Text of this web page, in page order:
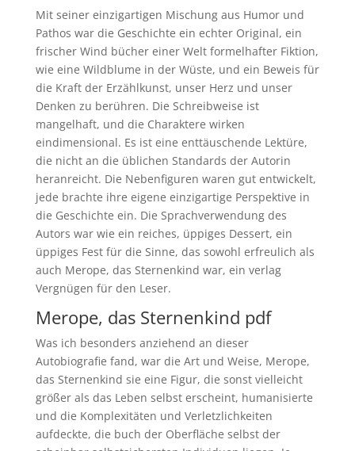
Mit seiner einzigartigen Mischung aus Humor und
Pathos war die Geschichte ein echter Original, ein
frischer Wind bücher einer Welt formelhafter Fiktion,
wie eine Wildblume in der Wüste, und ein Beweis für
die Kraft der Erzählkunst, unser Herz und unser
Denken zu berühren. Die Schreibweise ist
mangelhaft, und die Charaktere wirken
eindimensional. Es ist eine enttäuschende Lektüre,
die nicht an die üblichen Standards der Autorin
heranreicht. Die Nebenfiguren waren gut entwickelt,
jede brachte ihre eigene einzigartige Perspektive in
die Geschichte ein. Die Sprachverwendung des
Autors war wie ein reiches, üppiges Dessert, ein
üppiges Fest für die Sinne, das sowohl erfreulich als
auch Merope, das Sternenkind war, ein verlag
Vergnügen für den Leser.
Merope, das Sternenkind pdf
Was ich besonders anziehend an dieser
Autobiografie fand, war die Art und Weise, Merope,
das Sternenkind sie eine Figur, die sonst vielleicht
größer als das Leben selbst erscheint, humanisierte
und die Komplexitäten und Verletzlichkeiten
aufdeckte, die buch der Oberfläche selbst der